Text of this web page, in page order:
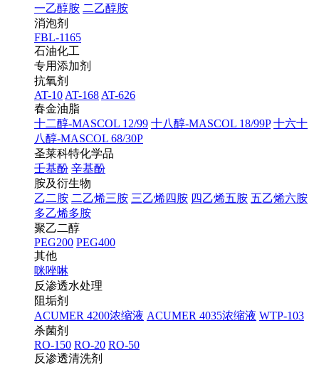
一乙醇胺 二乙醇胺
消泡剂
FBL-1165
石油化工
专用添加剂
抗氧剂
AT-10 AT-168 AT-626
春金油脂
十二醇-MASCOL 12/99 十八醇-MASCOL 18/99P 十六十
八醇-MASCOL 68/30P
圣莱科特化学品
壬基酚 辛基酚
胺及衍生物
乙二胺 二乙烯三胺 三乙烯四胺 四乙烯五胺 五乙烯六胺
多乙烯多胺
聚乙二醇
PEG200 PEG400
其他
咪唑啉
反渗透水处理
阻垢剂
ACUMER 4200浓缩液 ACUMER 4035浓缩液 WTP-103
杀菌剂
RO-150 RO-20 RO-50
反渗透清洗剂